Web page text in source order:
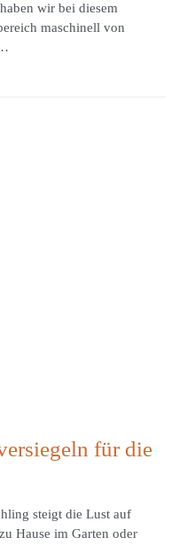
wir bei diesem
maschinell von
für die
steigt die Lust auf
Hause im Garten oder